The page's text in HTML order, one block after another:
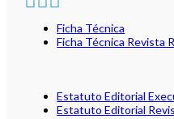
Ficha Técnica
Ficha Técnica Revista
Estatuto Editorial
Estatuto Editorial